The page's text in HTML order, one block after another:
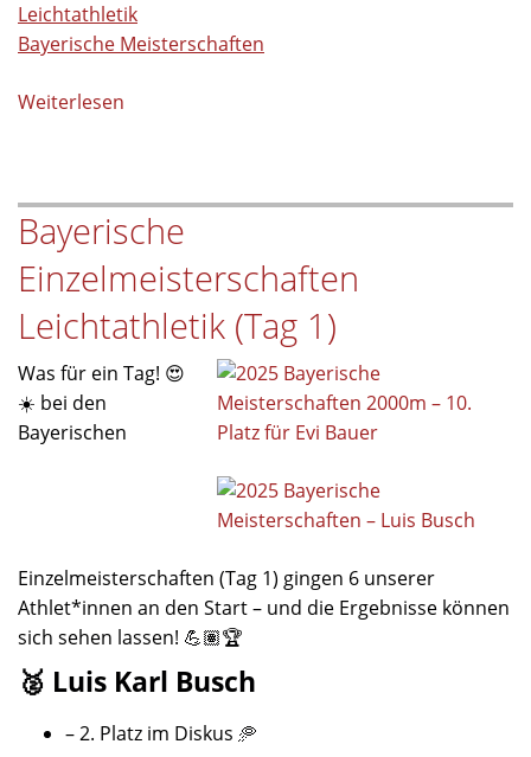
Leichtathletik
Bayerische Meisterschaften
Weiterlesen
Tag
2
🏃‍♀️
🥇
Bayerische
Einzelmeisterschaften
Leichtathletik (Tag 1)
Was für ein Tag! 😍
☀️ bei den
Bayerischen
Einzelmeisterschaften (Tag 1) gingen 6 unserer
Athlet*innen an den Start – und die Ergebnisse können
sich sehen lassen! 💪🏽🏆
🥈 Luis Karl Busch
– 2. Platz im Diskus 🥏